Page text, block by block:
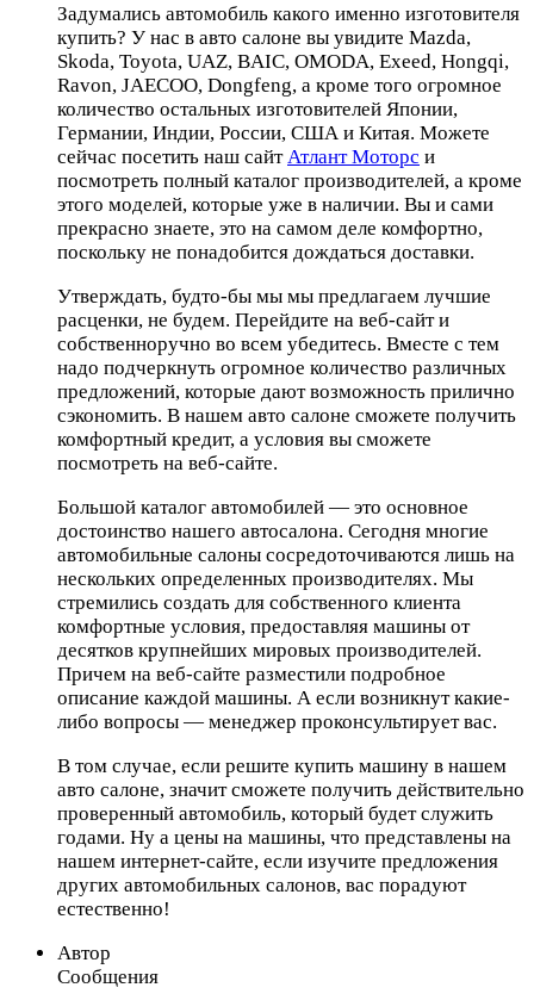
Задумались автомобиль какого именно изготовителя
купить? У нас в авто салоне вы увидите Mazda,
Skoda, Toyota, UAZ, BAIC, OMODA, Exeed, Hongqi,
Ravon, JAECOO, Dongfeng, а кроме того огромное
количество остальных изготовителей Японии,
Германии, Индии, России, США и Китая. Можете
сейчас посетить наш сайтАтлант Моторс и
посмотреть полный каталог производителей, а кроме
этого моделей, которые уже в наличии. Вы и сами
прекрасно знаете, это на самом деле комфортно,
поскольку не понадобится дождаться доставки.
Утверждать, будто-бы мы мы предлагаем лучшие
расценки, не будем. Перейдите на веб-сайт и
собственноручно во всем убедитесь. Вместе с тем
надо подчеркнуть огромное количество различных
предложений, которые дают возможность прилично
сэкономить. В нашем авто салоне сможете получить
комфортный кредит, а условия вы сможете
посмотреть на веб-сайте.
Большой каталог автомобилей — это основное
достоинство нашего автосалона. Сегодня многие
автомобильные салоны сосредоточиваются лишь на
нескольких определенных производителях. Мы
стремились создать для собственного клиента
комфортные условия, предоставляя машины от
десятков крупнейших мировых производителей.
Причем на веб-сайте разместили подробное
описание каждой машины. А если возникнут какие-
либо вопросы — менеджер проконсультирует вас.
В том случае, если решите купить машину в нашем
авто салоне, значит сможете получить действительно
проверенный автомобиль, который будет служить
годами. Ну а цены на машины, что представлены на
нашем интернет-сайте, если изучите предложения
других автомобильных салонов, вас порадуют
естественно!
Автор
Сообщения